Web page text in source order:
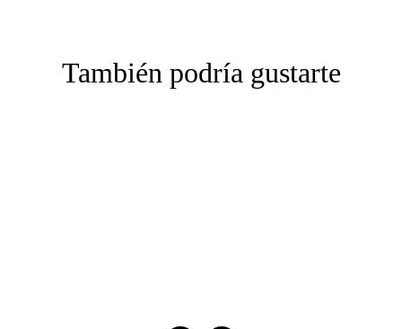
También podría gustarte